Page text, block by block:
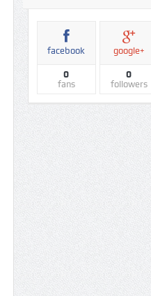
facebook
0
fans
google+
0
followers